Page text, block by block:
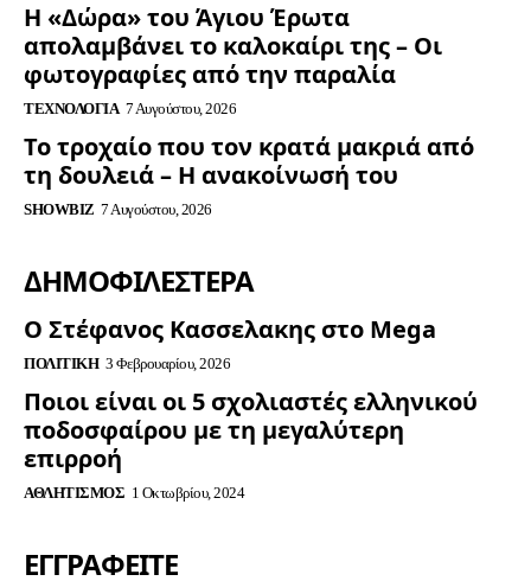
Η «Δώρα» του Άγιου Έρωτα
απολαμβάνει το καλοκαίρι της – Οι
φωτογραφίες από την παραλία
ΤΕΧΝΟΛΟΓΊΑ 7 Αυγούστου, 2026
Το τροχαίο που τον κρατά μακριά από
τη δουλειά – Η ανακοίνωσή του
SHOWBIZ 7 Αυγούστου, 2026
ΔΗΜΟΦΙΛΈΣΤΕΡΑ
Ο Στέφανος Κασσελακης στο Mega
ΠΟΛΙΤΙΚΉ 3 Φεβρουαρίου, 2026
Ποιοι είναι οι 5 σχολιαστές ελληνικού
ποδοσφαίρου με τη μεγαλύτερη
επιρροή
ΑΘΛΗΤΙΣΜΌΣ 1 Οκτωβρίου, 2024
ΕΓΓΡΑΦΕΊΤΕ